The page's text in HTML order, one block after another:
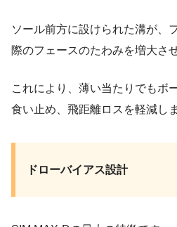
ソール前方に設けられた溝が、
際のフェースのたわみを増大さ
これにより、薄い当たりでもボ
食い止め、飛距離ロスを軽減しま
ドローバイアス設計